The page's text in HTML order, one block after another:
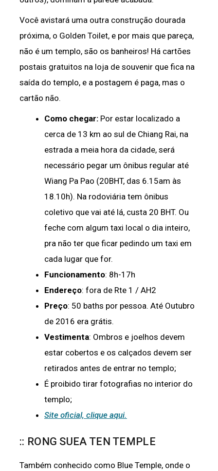
Você avistará uma outra construção dourada
próxima, o Golden Toilet, e por mais que pareça,
não é um templo, são os banheiros! Há cartões
postais gratuitos na loja de souvenir que fica na
saída do templo, e a postagem é paga, mas o
cartão não.
Como chegar: Por estar localizado a
cerca de 13 km ao sul de Chiang Rai, na
estrada a meia hora da cidade, será
necessário pegar um ônibus regular até
Wiang Pa Pao (20BHT, das 6.15am às
18.10h). Na rodoviária tem ônibus
coletivo que vai até lá, custa 20 BHT. Ou
feche com algum taxi local o dia inteiro,
pra não ter que ficar pedindo um taxi em
cada lugar que for.
Funcionamento: 8h-17h
Endereço: fora de Rte 1 / AH2
Preço: 50 baths por pessoa. Até Outubro
de 2016 era grátis.
Vestimenta: Ombros e joelhos devem
estar cobertos e os calçados devem ser
retirados antes de entrar no templo;
É proibido tirar fotografias no interior do
templo;
Site oficial, clique aqui.
:: RONG SUEA TEN TEMPLE
Também conhecido como Blue Temple, onde o